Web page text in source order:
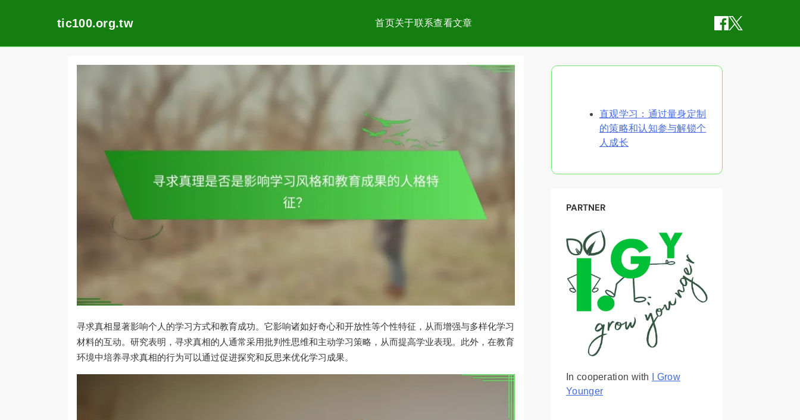
tic100.org.tw 首页关于联系查看文章
寻求真相显著影响个人的学习方式和教育成功。它影响诸如好奇心和开放性等个性特征，从而增强与多样化学习
材料的互动。研究表明，寻求真相的人通常采用批判性思维和主动学习策略，从而提高学业表现。此外，在教育
环境中培养寻求真相的行为可以通过促进探究和反思来优化学习成果。
直观学习：通过量身定制
的策略和认知参与解锁个
人成长
PARTNER
In cooperation with
I Grow
Younger